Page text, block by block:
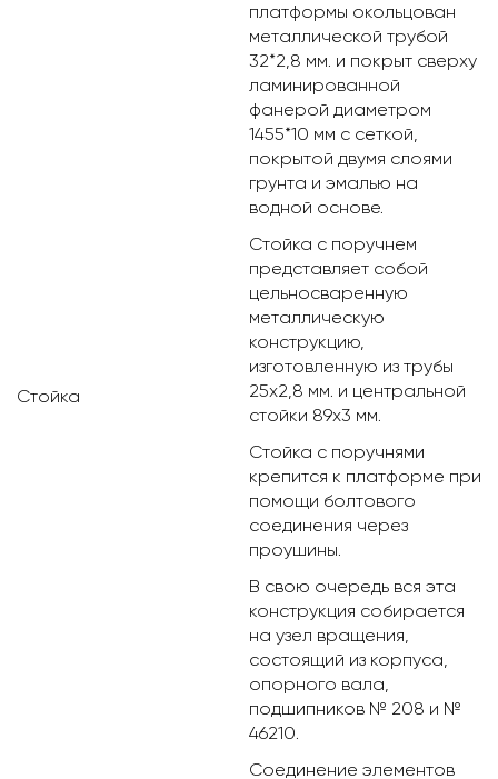
платформы окольцован
металлической трубой
32*2,8 мм. и покрыт сверху
ламинированной
фанерой диаметром
1455*10 мм с сеткой,
покрытой двумя слоями
грунта и эмалью на
водной основе.
Стойка
Стойка с поручнем
представляет собой
цельносваренную
металлическую
конструкцию,
изготовленную из трубы
25х2,8 мм. и центральной
стойки 89х3 мм.
Стойка с поручнями
крепится к платформе при
помощи болтового
соединения через
проушины.
В свою очередь вся эта
конструкция собирается
на узел вращения,
состоящий из корпуса,
опорного вала,
подшипников № 208 и №
46210.
Соединение элементов